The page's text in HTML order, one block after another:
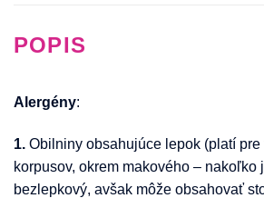
POPIS
Alergény:
1. Obilniny obsahujúce lepok (platí pre
korpusov, okrem makového – nakoľko
bezlepkový, avšak môže obsahovať